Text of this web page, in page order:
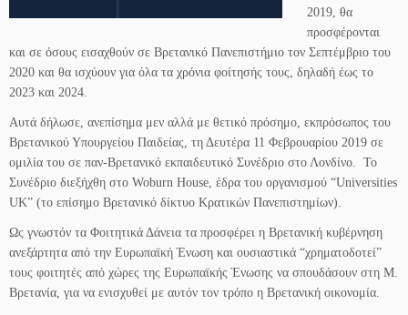
2019, θα
προσφέρονται
και σε όσους εισαχθούν σε Βρετανικό Πανεπιστήμιο τον Σεπτέμβριο του
2020 και θα ισχύουν για όλα τα χρόνια φοίτησής τους, δηλαδή έως το
2023 και 2024.
Αυτά δήλωσε, ανεπίσημα μεν αλλά με θετικό πρόσημο, εκπρόσωπος του
Βρετανικού Υπουργείου Παιδείας, τη Δευτέρα 11 Φεβρουαρίου 2019 σε
ομιλία του σε παν-Βρετανικό εκπαιδευτικό Συνέδριο στο Λονδίνο. Το
Συνέδριο διεξήχθη στο Woburn House, έδρα του οργανισμού “Universities
UK” (το επίσημο Βρετανικό δίκτυο Κρατικών Πανεπιστημίων).
Ως γνωστόν τα Φοιτητικά Δάνεια τα προσφέρει η Βρετανική κυβέρνηση
ανεξάρτητα από την Ευρωπαϊκή Ένωση και ουσιαστικά “χρηματοδοτεί”
τους φοιτητές από χώρες της Ευρωπαϊκής Ένωσης να σπουδάσουν στη Μ.
Βρετανία, για να ενισχυθεί με αυτόν τον τρόπο η Βρετανική οικονομία.